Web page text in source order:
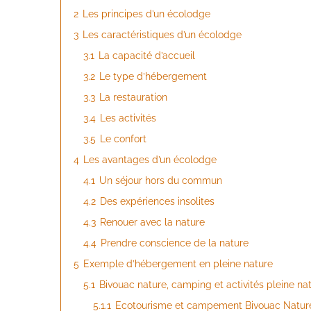
2 Les principes d’un écolodge
3 Les caractéristiques d’un écolodge
3.1 La capacité d’accueil
3.2 Le type d’hébergement
3.3 La restauration
3.4 Les activités
3.5 Le confort
4 Les avantages d’un écolodge
4.1 Un séjour hors du commun
4.2 Des expériences insolites
4.3 Renouer avec la nature
4.4 Prendre conscience de la nature
5 Exemple d’hébergement en pleine nature
5.1 Bivouac nature, camping et activités pleine
5.1.1 Ecotourisme et campement Bivouac